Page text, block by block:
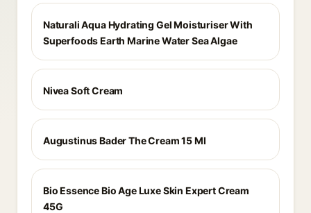
Naturali Aqua Hydrating Gel Moisturiser With
Superfoods Earth Marine Water Sea Algae
Nivea Soft Cream
Augustinus Bader The Cream 15 Ml
Bio Essence Bio Age Luxe Skin Expert Cream
45G